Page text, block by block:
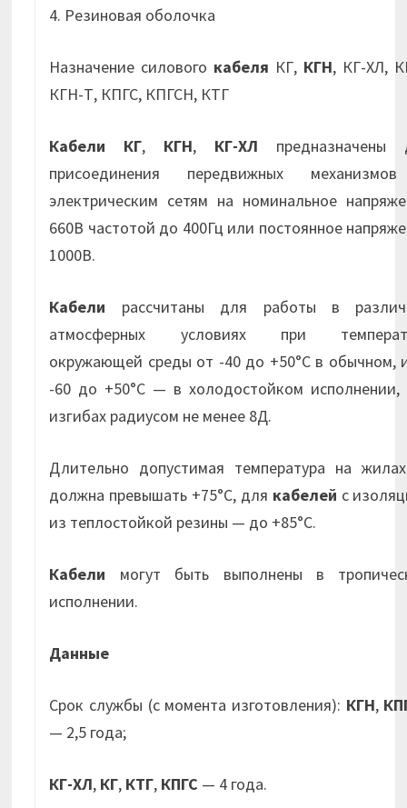
4. Резиновая оболочка
Назначение силового кабеля КГ, КГН, КГ-ХЛ,
КГН-Т, КПГС, КПГСН, КТГ
Кабели КГ, КГН, КГ-ХЛ предназначены
присоединения передвижных
электрическим сетям на номинальное
660В частотой до 400Гц или постоянное
1000В.
Кабели рассчитаны для работы в
атмосферных условиях при
окружающей среды от -40 до +50°С в обычном,
-60 до +50°С — в холодостойком исполнении,
изгибах радиусом не менее 8Д.
Длительно допустимая температура на
должна превышать +75°С, для кабелей с
из теплостойкой резины — до +85°С.
Кабели могут быть выполнены в
исполнении.
Данные
Срок службы (с момента изготовления): КГН,
— 2,5 года;
КГ-ХЛ, КГ, КТГ, КПГС — 4 года.